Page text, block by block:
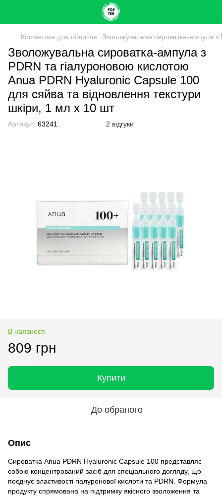
Косметика для обличчя Зволожувальна сироватка-ампула
Зволожувальна сироватка-ампула з
PDRN та гіалуроновою кислотою
Anua PDRN Hyaluronic Capsule 100
для сяйва та відновлення текстури
шкіри, 1 мл х 10 шт
Артикул: 63241 2 відгуки
В наявності
809 грн
Купити
До обраного
Опис
Сироватка Anua PDRN Hyaluronic Capsule 100 представляє
собою концентрований засіб для спеціального догляду, що
поєднує властивості гіалуронової кислоти та PDRN. Формула
продукту спрямована на підтримку якісного зволоження та